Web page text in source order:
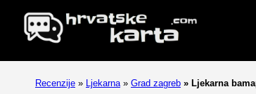
Recenzije » Ljekarna » Grad zagreb » Ljekarna